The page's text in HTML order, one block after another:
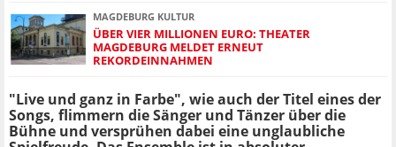
MAGDEBURG KULTUR
ÜBER VIER MILLIONEN EURO: THEATER
MAGDEBURG MELDET ERNEUT
REKORDEINNAHMEN
"Live und ganz in Farbe", wie auch der Titel eines der
Songs, flimmern die Sänger und Tänzer über die
Bühne und versprühen dabei eine unglaubliche